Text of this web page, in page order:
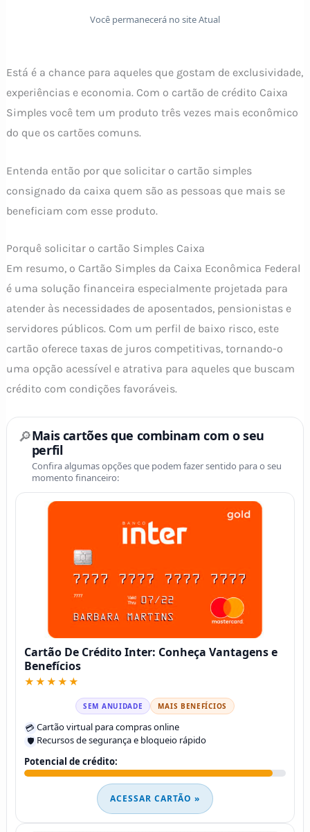
Você permanecerá no site Atual
Está é a chance para aqueles que gostam de exclusividade,
experiências e economia. Com o cartão de crédito Caixa
Simples você tem um produto três vezes mais econômico
do que os cartões comuns.
Entenda então por que solicitar o cartão simples
consignado da caixa quem são as pessoas que mais se
beneficiam com esse produto.
Porquê solicitar o cartão Simples Caixa
Em resumo, o Cartão Simples da Caixa Econômica Federal
é uma solução financeira especialmente projetada para
atender às necessidades de aposentados, pensionistas e
servidores públicos. Com um perfil de baixo risco, este
cartão oferece taxas de juros competitivas, tornando-o
uma opção acessível e atrativa para aqueles que buscam
crédito com condições favoráveis.
🔎Mais cartões que combinam com o seu
perfil
Confira algumas opções que podem fazer sentido para o seu
momento financeiro:
Cartão De Crédito Inter: Conheça Vantagens e
Benefícios
★★★★★
SEM ANUIDADE MAIS BENEFÍCIOS
💳 Cartão virtual para compras online
🛡️ Recursos de segurança e bloqueio rápido
Potencial de crédito:
ACESSAR CARTÃO »